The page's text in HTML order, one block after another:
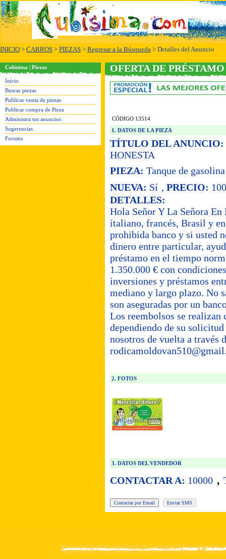
INICIO > CARROS > PIEZAS > Regresar a la Búsqueda > Detalles del Anuncio
Cubisima | Piezas
Inicio
Buscar piezas
Publicar venta de piezas
Publicar compra de Pieza
Administra tus anuncios
Sugerencias
Forums
OFERTA DE
CÓDIGO 13514
1. DATOS DE LA PIEZA
TÍTULO DEL ANUNCIO:
HONESTA
PIEZA: Tanque de gasolina
NUEVA: Sí , PRECIO:
DETALLES:
Hola Señor Y La Señora
italiano, francés, Brasil y
prohibida banco y si usted
dinero entre particular,
préstamo en el tiempo
1.350.000 € con
inversiones y préstamos
mediano y largo plazo. No
son aseguradas por un
Los reembolsos se realizan
dependiendo de su
nosotros de vuelta a través
2. FOTOS
3. DATOS DEL VENDEDOR
CONTACTAR A: 10000 ,